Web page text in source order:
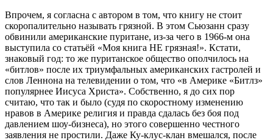
Впрочем, я согласна с автором в том, что книгу не стоит
скоропалительно называть грязной. В этом Сьюзанн сразу
обвинили американские пуритане, из-за чего в 1966-м она
выступила со статьёй «Моя книга НЕ грязная!». Кстати,
знаковый год: то же пуританское общество ополчилось на
«битлов» после их триумфальных американских гастролей и
слов Леннона на телевидении о том, что «в Америке «Битлз»
популярнее Иисуса Христа». Собственно, я до сих пор
считаю, что так и было (судя по скоростному изменению
нравов в Америке религия и правда сдалась без боя под
давлением шоу-бизнеса), но этого совершенно честного
заявления не простили. Даже Ку-клус-клан вмешался, после